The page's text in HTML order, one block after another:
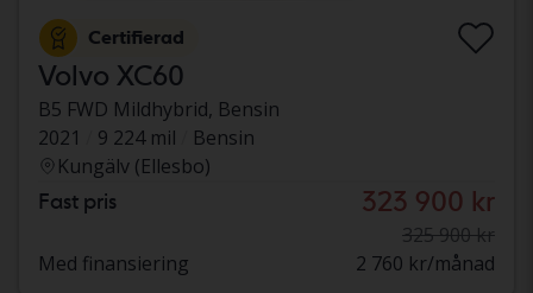
Certifierad
Volvo XC60
B5 FWD Mildhybrid, Bensin
2021
9 224 mil
Bensin
Kungälv (Ellesbo)
Fast pris 323 900 kr
325 900 kr
Med finansiering
2 760 kr/månad